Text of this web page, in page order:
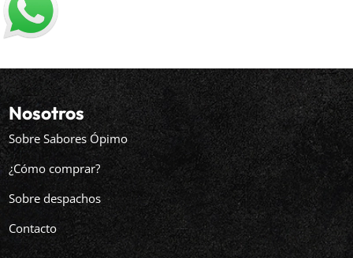
Nosotros
Sobre Sabores Ópimo
¿Cómo comprar?
Sobre despachos
Contacto